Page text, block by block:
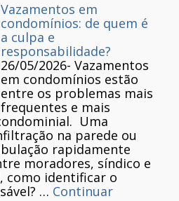
Vazamentos em
condomínios: de quem é
a culpa e
responsabilidade?
26/05/2026- Vazamentos
em condomínios estão
entre os problemas mais
frequentes e mais
Uma
na parede ou
rapidamente
moradores, síndico e
como identificar o
… Continuar